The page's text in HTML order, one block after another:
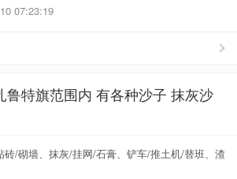
07:23:19
鲁特旗范围内 有各种沙子 抹灰沙
/砌墙、抹灰/挂网/石膏、铲车/推土机/替班、渣